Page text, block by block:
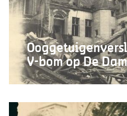
V-bom op De